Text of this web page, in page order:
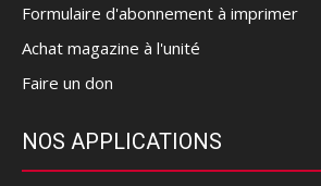
Formulaire d'abonnement à imprimer
Achat magazine à l'unité
Faire un don
NOS APPLICATIONS